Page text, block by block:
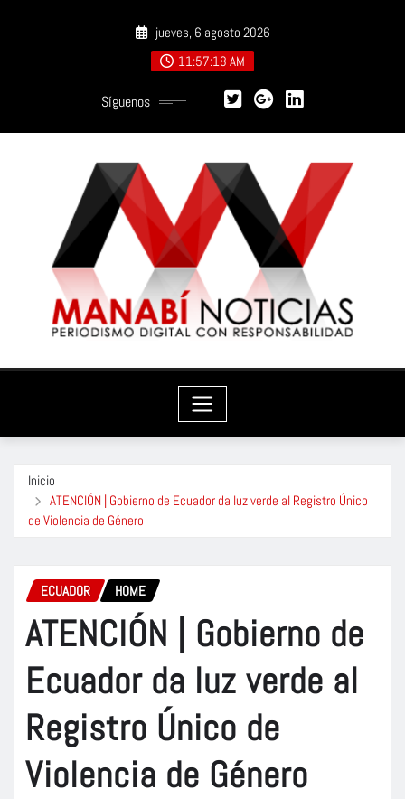
jueves, 6 agosto 2026
11:57:19 AM
Síguenos
Inicio
ATENCIÓN | Gobierno de Ecuador da luz verde al Registro Único
de Violencia de Género
ECUADOR HOME
ATENCIÓN | Gobierno de
Ecuador da luz verde al
Registro Único de
Violencia de Género